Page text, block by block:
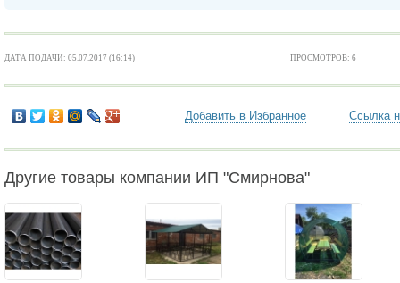
ДАТА ПОДАЧИ: 05.07.2017 (16:14) ПРОСМОТРОВ: 6
Добавить в Избранное Ссылка
Другие товары компании ИП "Смирнова"